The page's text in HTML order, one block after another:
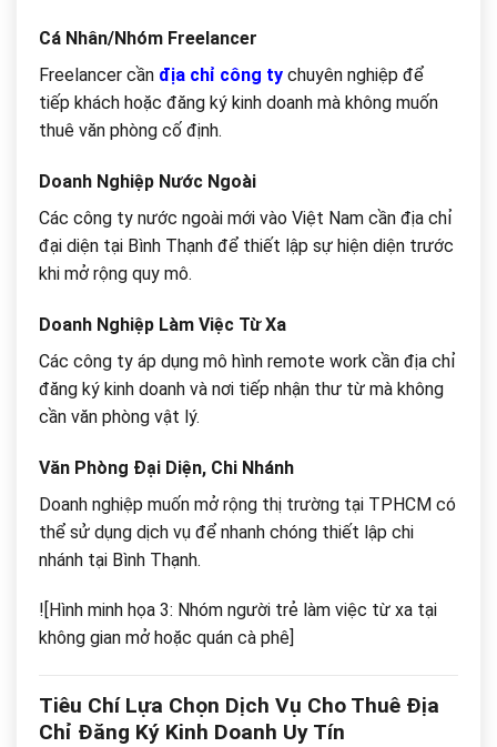
Cá Nhân/Nhóm Freelancer
Freelancer cần địa chỉ công ty chuyên nghiệp để
tiếp khách hoặc đăng ký kinh doanh mà không muốn
thuê văn phòng cố định.
Doanh Nghiệp Nước Ngoài
Các công ty nước ngoài mới vào Việt Nam cần địa chỉ
đại diện tại Bình Thạnh để thiết lập sự hiện diện trước
khi mở rộng quy mô.
Doanh Nghiệp Làm Việc Từ Xa
Các công ty áp dụng mô hình remote work cần địa chỉ
đăng ký kinh doanh và nơi tiếp nhận thư từ mà không
cần văn phòng vật lý.
Văn Phòng Đại Diện, Chi Nhánh
Doanh nghiệp muốn mở rộng thị trường tại TPHCM có
thể sử dụng dịch vụ để nhanh chóng thiết lập chi
nhánh tại Bình Thạnh.
![Hình minh họa 3: Nhóm người trẻ làm việc từ xa tại
không gian mở hoặc quán cà phê]
Tiêu Chí Lựa Chọn Dịch Vụ Cho Thuê Địa
Chỉ Đăng Ký Kinh Doanh Uy Tín